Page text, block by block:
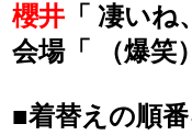
櫻井 「 凄い
会場「 （爆笑
■着替えの順